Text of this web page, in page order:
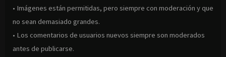
• Imágenes están permitidas, pero siempre con moderación y que
no sean demasiado grandes.
• Los comentarios de usuarios nuevos siempre son moderados
antes de publicarse.